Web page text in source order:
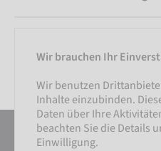
Wir brauchen Ihr
Wir benutzen
Inhalte einzubinden.
Daten über Ihre
beachten Sie die Details
Einwilligung.